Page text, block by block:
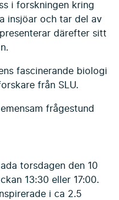
i forskningen kring
insjöar och tar del av
därefter sitt
fascinerande biologi
från SLU.
frågestund
torsdagen den 10
13:30 eller 17:00.
i ca 2.5